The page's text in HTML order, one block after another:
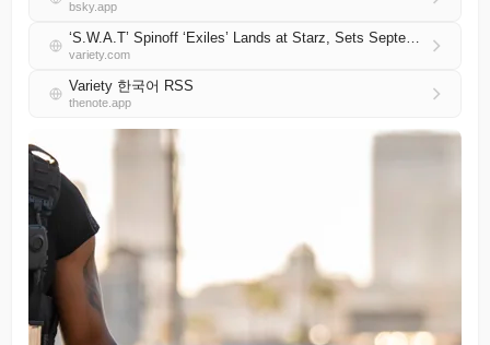
bsky.app
‘S.W.A.T’ Spinoff ‘Exiles’ Lands at Starz, Sets September Release Date
variety.com
Variety 한국어 RSS
thenote.app